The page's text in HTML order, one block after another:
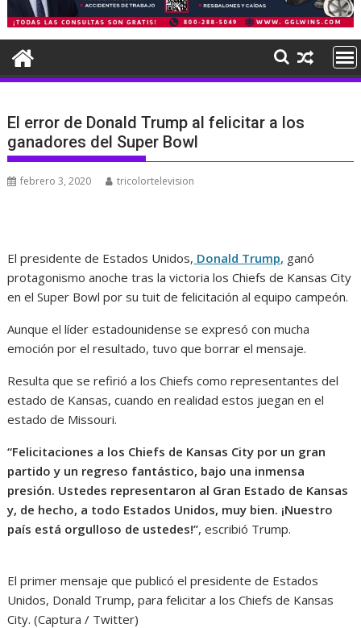
El error de Donald Trump al felicitar a los
ganadores del Super Bowl
febrero 3, 2020 tricolortelevision
El presidente de Estados Unidos, Donald Trump, ganó
protagonismo anoche tras la victoria los Chiefs de Kansas City
en el Super Bowl por su tuit de felicitación al equipo campeón.
Aunque el líder estadounidense se expresó con mucha
emoción por el resultado, tuvo que borrar el mensaje.
Resulta que se refirió a los Chiefs como representantes del
estado de Kansas, cuando en realidad estos juegan en el
estado de Missouri.
“Felicitaciones a los Chiefs de Kansas City por un gran
partido y un regreso fantástico, bajo una inmensa
presión. Ustedes representaron al Gran Estado de Kansas
y, de hecho, a todo Estados Unidos, muy bien. ¡Nuestro
país está orgulloso de ustedes!”, escribió Trump.
El primer mensaje que publicó el presidente de Estados
Unidos, Donald Trump, para felicitar a los Chiefs de Kansas
City. (Captura / Twitter)